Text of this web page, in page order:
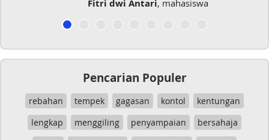
Fitri dwi Antari, mahasiswa
Pencarian Populer
rebahan tempek gagasan kontol
kentungan
lengkap
menggiling penyampaian
bersahaja